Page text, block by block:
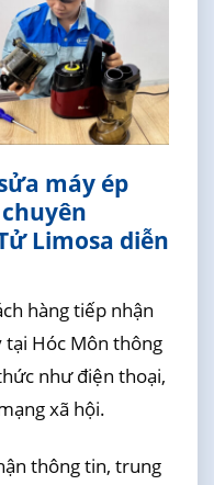
máy ép
Limosa diễn
hàng tiếp nhận
tại Hóc Môn thông
như điện thoại,
xã hội.
thông tin, trung